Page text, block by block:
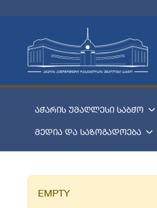
აჭარის უმაღლესი საბჭო
მედია და საზოგადოება
EMPTY